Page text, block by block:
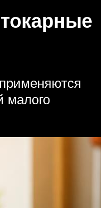
малого